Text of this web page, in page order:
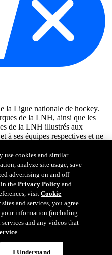
la Ligue nationale de hockey.
de la LNH, ainsi que les
de la LNH illustrés aux
à ses équipes respectives et ne
droits réservés. Tous les
avec les noms des
sont officiellement sous license
de marque Zamboni et la
sont des marques de
& Co., Inc. © Frank J.
réservés. Toute autre marque
tierce partie sont la propriété de
réservés.
use cookies and similar
analyze site usage, save
advertising on and off
in thePrivacy Policy and
visitCookie
and services, you agree
information (including
and any videos that
.
I Understand